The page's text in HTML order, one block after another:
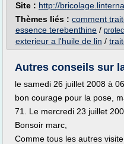
Site : http://
Thèmes liés : comment
essence terebenthine /
exterieur a l'huile de lin /
Autres conseils sur
le samedi 26 juillet 2008 à
bon courage pour la pose,
71. Le mercredi 23 juillet
Bonsoir marc,
Comme tous les autres